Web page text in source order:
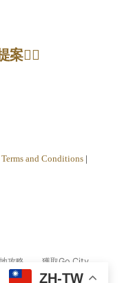
案🏃‍♂️
Terms and Conditions |
攻略
獲取Go City
我們 ZH-TW